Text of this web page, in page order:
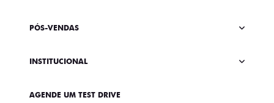
PÓS-VENDAS
INSTITUCIONAL
AGENDE UM TEST DRIVE